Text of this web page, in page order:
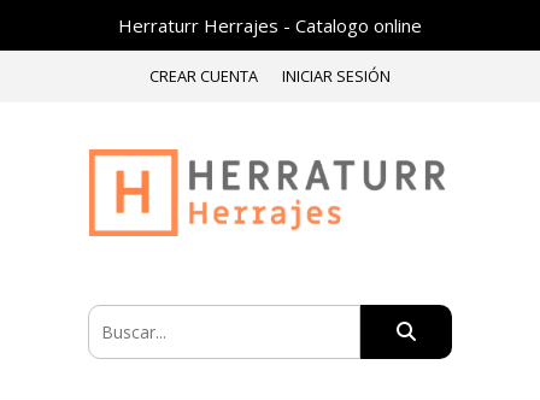
Herraturr Herrajes - Catalogo online
CREAR CUENTA INICIAR SESIÓN